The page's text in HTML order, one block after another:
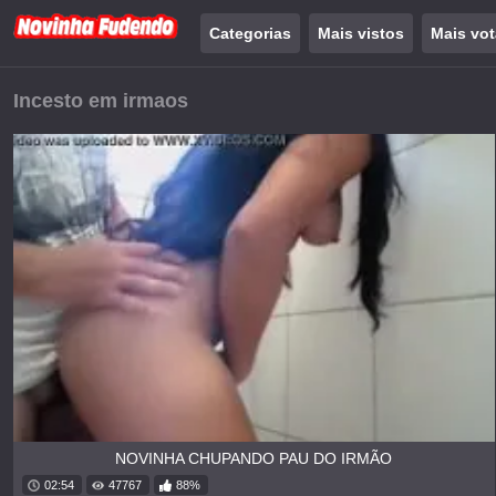
Categorias Mais vistos Mais
Incesto em irmaos
NOVINHA CHUPANDO PAU DO IRMÃO
02:54 47767 88%